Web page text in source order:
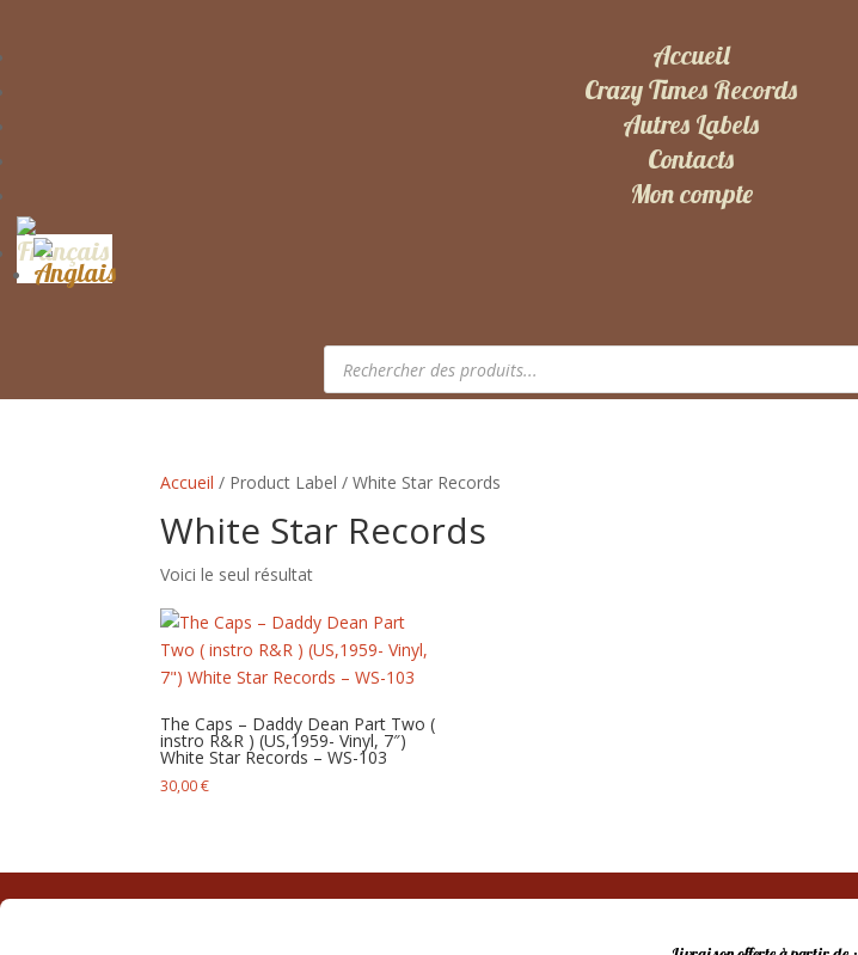
Accueil
Crazy Times Records
Autres Labels
Contacts
Mon compte
Recherche
produits
Accueil / Product Label / White Star Records
White Star Records
Voici le seul résultat
The Caps – Daddy Dean Part Two (
instro R&R ) (US,1959- Vinyl, 7″)
White Star Records – WS-103
30,00€